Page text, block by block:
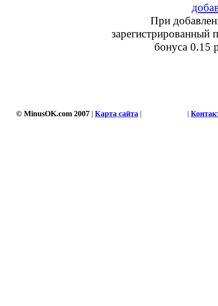
При
зарегистрированный
бонуса 0.15
© MinusOK.com 2007 | Карта сайта | |